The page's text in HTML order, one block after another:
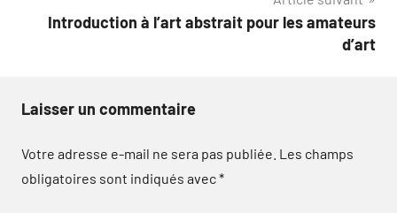
Introduction à l’art abstrait pour les amateurs
d’art
Laisser un commentaire
Votre adresse e-mail ne sera pas publiée. Les champs
obligatoires sont indiqués avec*